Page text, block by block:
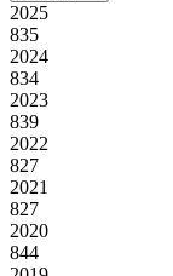
2025
835
2024
834
2023
839
2022
827
2021
827
2020
844